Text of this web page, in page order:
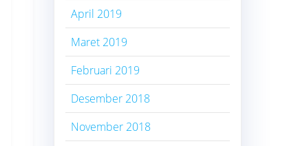
April 2019
Maret 2019
Februari 2019
Desember 2018
November 2018